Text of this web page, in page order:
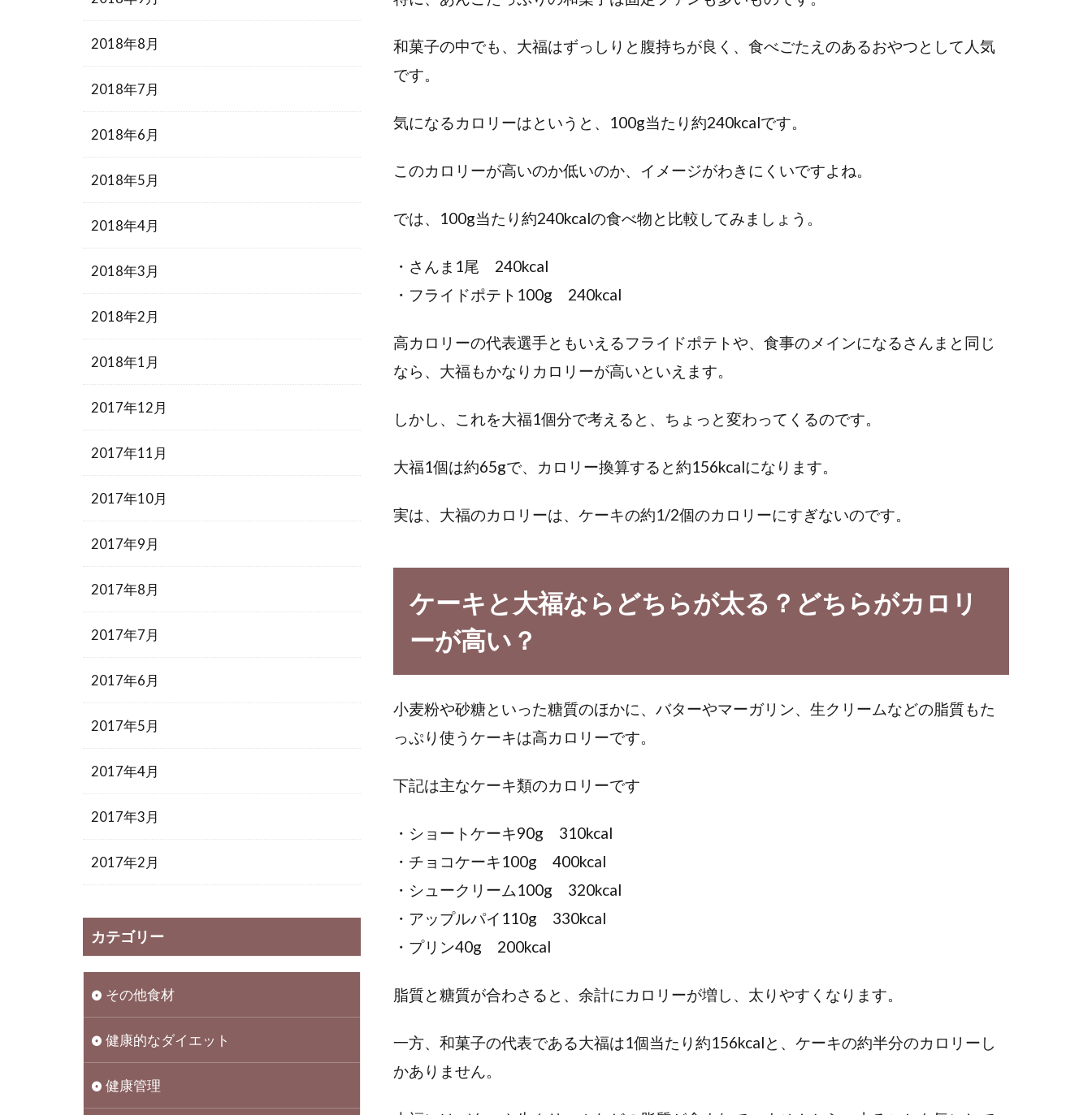
和菓子の中でも、大福はずっしりと腹持ちが良く、食べごたえのあるおやつとして人気
です。
気になるカロリーはというと、100g当たり約240kcalです。
このカロリーが高いのか低いのか、イメージがわきにくいですよね。
では、100g当たり約240kcalの食べ物と比較してみましょう。
・さんま1尾 240kcal
・フライドポテト100g 240kcal
高カロリーの代表選手ともいえるフライドポテトや、食事のメインになるさんまと同じ
なら、大福もかなりカロリーが高いといえます。
しかし、これを大福1個分で考えると、ちょっと変わってくるのです。
大福1個は約65gで、カロリー換算すると約156kcalになります。
実は、大福のカロリーは、ケーキの約1/2個のカロリーにすぎないのです。
ケーキと大福ならどちらが太る？どちらがカロリ
ーが高い？
小麦粉や砂糖といった糖質のほかに、バターやマーガリン、生クリームなどの脂質もた
っぷり使うケーキは高カロリーです。
下記は主なケーキ類のカロリーです
・ショートケーキ90g 310kcal
・チョコケーキ100g 400kcal
・シュークリーム100g 320kcal
・アップルパイ110g 330kcal
・プリン40g 200kcal
脂質と糖質が合わさると、余計にカロリーが増し、太りやすくなります。
一方、和菓子の代表である大福は1個当たり約156kcalと、ケーキの約半分のカロリーし
かありません。
2018年8月
2018年7月
2018年6月
2018年5月
2018年4月
2018年3月
2018年2月
2018年1月
2017年12月
2017年11月
2017年10月
2017年9月
2017年8月
2017年7月
2017年6月
2017年5月
2017年4月
2017年3月
2017年2月
カテゴリー
その他食材
健康的なダイエット
健康管理